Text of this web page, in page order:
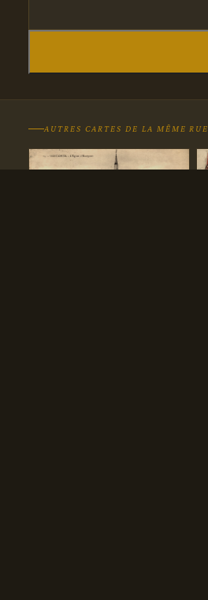
AUTRES CARTES DE LA MÊME RUE